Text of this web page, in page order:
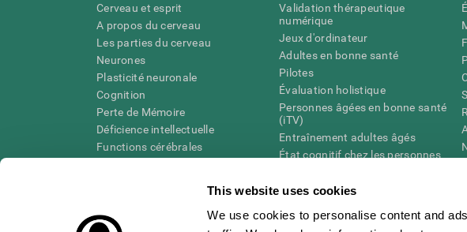
This website uses cookies
We use cookies to personalise content and
Cerveau et esprit
A propos du cerveau
Les parties du cerveau
Neurones
Plasticité neuronale
Cognition
Perte de Mémoire
Déficience intellectuelle
Functions cérébrales
Validation thérapeutique
numérique
Jeux d'ordinateur
Adultes en bonne santé
Pilotes
Évaluation holistique
Personnes âgées en bonne santé
(iTV)
Entraînement adultes âgés
État cognitif chez les personnes
Révision systémique